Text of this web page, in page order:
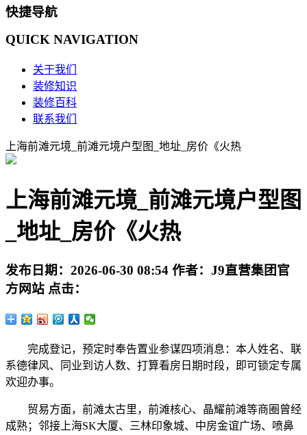
快捷导航
QUICK NAVIGATION
关于我们
装修知识
装修百科
联系我们
上海前滩元境_前滩元境户型图_地址_房价《火热
上海前滩元境_前滩元境户型图
_地址_房价《火热
发布日期： 2026-06-30 08:54 作者： J9直营集团官
方网站 点击：
完成登记，预定时奉告置业参谋四项消息：本人姓名、联
系德律风、同业到访人数、打算看房日期时段，即可锁定专属
欢迎办事。
贸易方面，前滩太古里，前滩核心、晶耀前滩等商圈曾经
成熟；邻接上海SK大厦、三林印象城、中房金谊广场、喷鼻